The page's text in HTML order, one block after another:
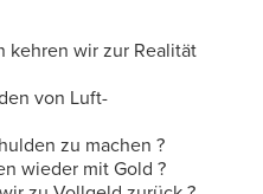
kehren wir zur Realität
von Luft-
zu machen ?
wieder mit Gold ?